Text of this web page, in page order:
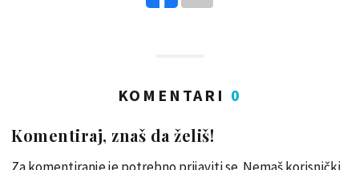
KOMENTARI 0
Komentiraj, znaš da želiš!